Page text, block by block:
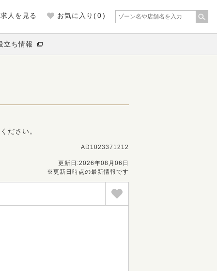
人を見る お気に入り(0)
立ち情報
ださい。
AD1023371212
更新日:2026年08月06日
※更新日時点の最新情報です